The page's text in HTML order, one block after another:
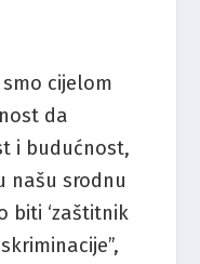
cijelom
da
i budućnost,
našu srodnu
biti ‘zaštitnik